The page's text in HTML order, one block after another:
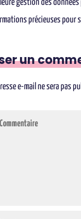
gestion des
précieuses pour
un
e-mail ne sera pas